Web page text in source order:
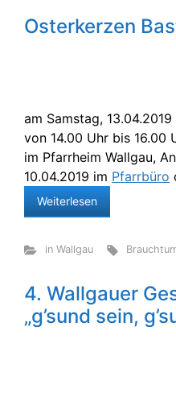
Osterkerzen
am Samstag, 13.04.2019
von 14.00 Uhr bis 16.00
im Pfarrheim Wallgau,
10.04.2019 im Pfarrbüro
Weiterlesen
in Wallgau
4. Wallgauer
„g’sund sein,